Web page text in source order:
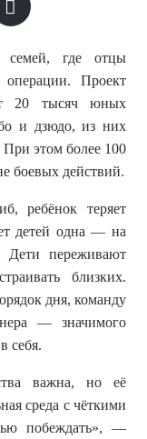
где отцы
Проект
20 тысяч юных
и дзюдо, из них
этом более 100
боевых действий.
ребёнок теряет
детей одна — на
Дети переживают
близких.
дня, команду
— значимого
себя.
важна, но её
среда с чёткими
побеждать», —